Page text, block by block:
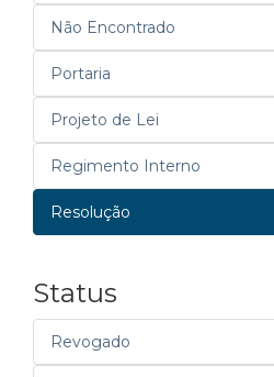
Não Encontrado
Portaria
Projeto de Lei
Regimento Interno
Resolução
Status
Revogado